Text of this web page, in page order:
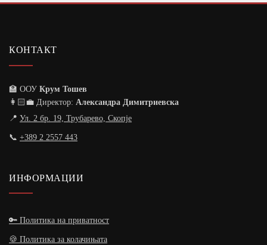
КОНТАКТ
🏫 ООУ Крум Тошев
👩🏻‍💼 Директор: Александра Димитриевска
📍 Ул. 2 бр. 19, Трубарево, Скопје
📞 +389 2 2557 443
ИНФОРМАЦИИ
🔑 Политика на приватност
🍪 Политика за колачињата